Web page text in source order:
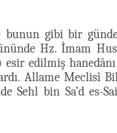
bunun gibi bir
Hz. İmam
esir edilmiş
Allame Meclisî
Sehl bin Sa’d es-